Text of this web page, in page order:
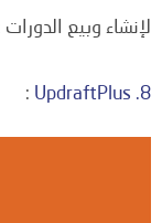
لإنشاء وبيع الدورات
8. UpdraftPlus
: